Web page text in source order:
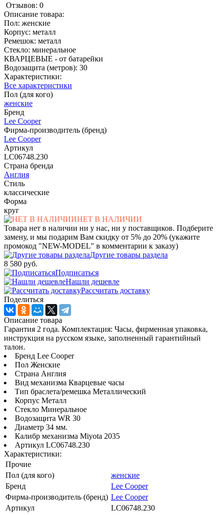
Отзывов: 0
Описание товара:
Пол: женские
Корпус: металл
Ремешок: металл
Стекло: минеральное
КВАРЦЕВЫЕ - от батарейки
Водозащита (метров): 30
Характеристики:
Все характеристики
Пол (для кого)
женские
Бренд
Lee Cooper
Фирма-производитель (бренд)
Lee Cooper
Артикул
LC06748.230
Страна бренда
Англия
Стиль
классические
Форма
круг
НЕТ В НАЛИЧИИ
Товара нет в наличии ни у нас, ни у поставщиков. Подберите
замену, и мы подарим Вам скидку от 5% до 20% (укажите
промокод "NEW-MODEL" в комментарии к заказу)
Другие товары раздела
8 580 руб.
Подписаться
Нашли дешевле
Рассчитать доставку
Поделиться
Описание товара
Гарантия 2 года. Комплектация: Часы, фирменная упаковка,
инструкция на русском языке, заполненный гарантийный
талон.
Бренд Lee Cooper
Пол Женские
Страна Англия
Вид механизма Кварцевые часы
Тип браслета/ремешка Металлический
Корпус Металл
Стекло Минеральное
Водозащита WR 30
Диаметр 34 мм.
Калибр механизма Miyota 2035
Артикул LC06748.230
Характеристики:
Прочие
Пол (для кого)
женские
Бренд
Lee Cooper
Фирма-производитель (бренд) Lee Cooper
Артикул
LC06748.230